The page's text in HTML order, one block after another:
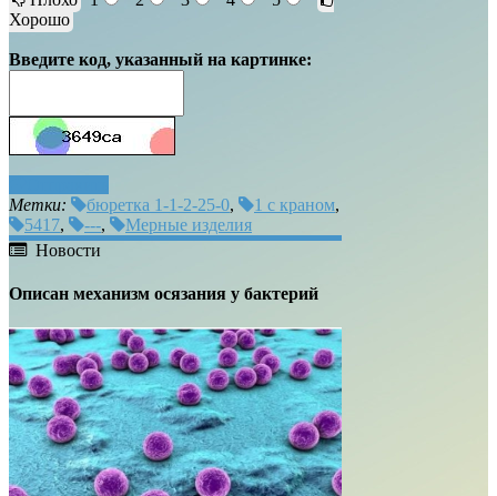
Хорошо
Введите код, указанный на картинке:
Метки:
бюретка 1-1-2-25-0, 1 с краном,
5417, ---,
Мерные изделия
Новости
Описан механизм осязания у бактерий